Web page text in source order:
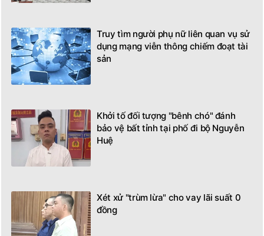
Truy tìm người phụ nữ liên quan vụ sử
dụng mạng viễn thông chiếm đoạt tài
sản
Khởi tố đối tượng "bênh chó" đánh
bảo vệ bất tỉnh tại phố đi bộ Nguyễn
Huệ
Xét xử "trùm lừa" cho vay lãi suất 0
đồng